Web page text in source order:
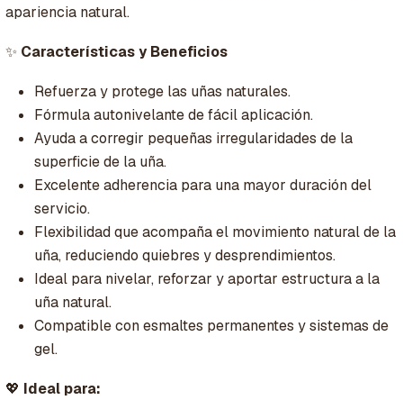
apariencia natural.
✨ Características y Beneficios
Refuerza y protege las uñas naturales.
Fórmula autonivelante de fácil aplicación.
Ayuda a corregir pequeñas irregularidades de la
superficie de la uña.
Excelente adherencia para una mayor duración del
servicio.
Flexibilidad que acompaña el movimiento natural de la
uña, reduciendo quiebres y desprendimientos.
Ideal para nivelar, reforzar y aportar estructura a la
uña natural.
Compatible con esmaltes permanentes y sistemas de
gel.
💖 Ideal para: